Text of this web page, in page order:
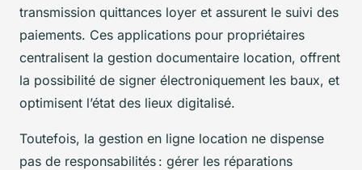
transmission quittances loyer et assurent le suivi des
paiements. Ces applications pour propriétaires
centralisent la gestion documentaire location, offrent
la possibilité de signer électroniquement les baux, et
optimisent l’état des lieux digitalisé.
Toutefois, la gestion en ligne location ne dispense
pas de responsabilités : gérer les réparations